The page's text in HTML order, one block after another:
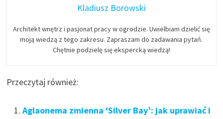
Kladiusz Borowski
Architekt wnętrz i pasjonat pracy w ogrodzie. Uwielbiam dzielić się
moją wiedzą z tego zakresu. Zapraszam do zadawania pytań.
Chętnie podzielę się ekspercką wiedzą!
Przeczytaj również:
Aglaonema zmienna 'Silver Bay’: jak uprawiać i